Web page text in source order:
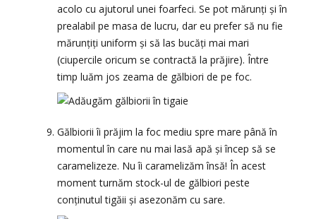
acolo cu ajutorul unei foarfeci. Se pot mărunți și în
prealabil pe masa de lucru, dar eu prefer să nu fie
mărunțiți uniform și să las bucăți mai mari
(ciupercile oricum se contractă la prăjire). Între
timp luăm jos zeama de gălbiori de pe foc.
Gălbiorii îi prăjim la foc mediu spre mare până în
momentul în care nu mai lasă apă și încep să se
caramelizeze. Nu îi caramelizăm însă! În acest
moment turnăm stock-ul de gălbiori peste
conținutul tigăii și asezonăm cu sare.